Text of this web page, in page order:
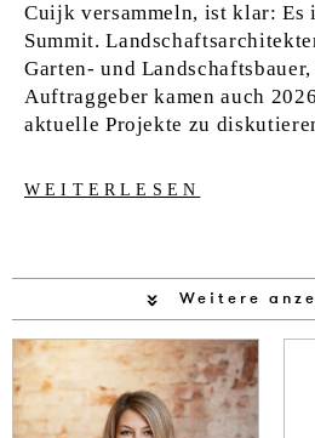
Cuijk versammeln, ist klar: Es
Summit.
Garten- und
Auftraggeber kamen auch
aktuelle Projekte zu
WEITERLESEN
Weitere